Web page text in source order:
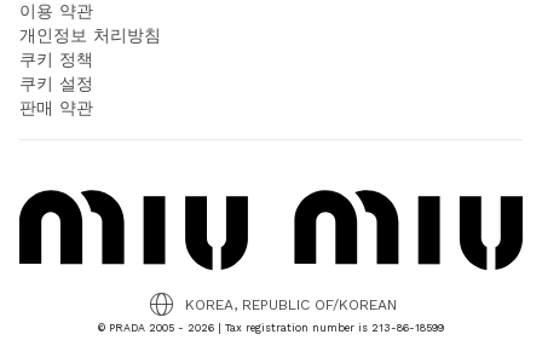
이용 약관
개인정보 처리방침
쿠키 정책
쿠키 설정
판매 약관
© PRADA 2005 - 2026 | Tax registration number is 213-86-18599
KOREA, REPUBLIC OF/KOREAN